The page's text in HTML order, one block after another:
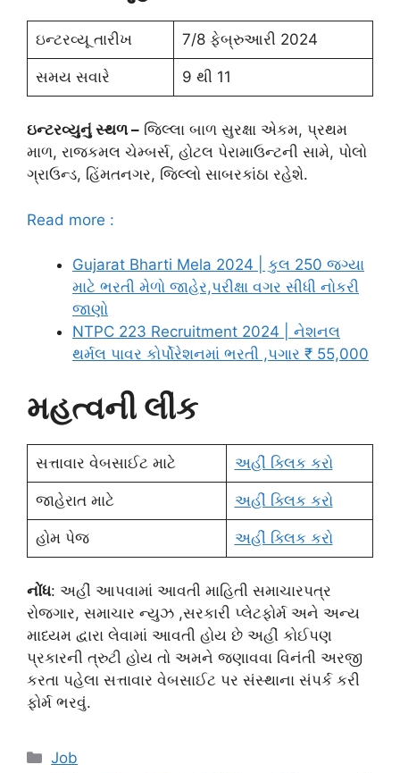
ઇન્ટરવ્યૂ તારીખ 7/8 ફેબ્રુઆરી 2024
સમય સવારે 9 થી 11
ઇન્ટરવ્યુનું સ્થળ – જિલ્લા બાળ સુરક્ષા એકમ, પ્રથમ
માળ, રાજકમલ ચેમ્બર્સ, હોટલ પેરામાઉન્ટની સામે, પોલો
ગ્રાઉન્ડ, હિંમતનગર, જિલ્લો સાબરકાંઠા રહેશે.
Read more :
Gujarat Bharti Mela 2024 | કુલ 250 જગ્યા
માટે ભરતી મેળો જાહેર,પરીક્ષા વગર સીધી નોકરી
જાણો
NTPC 223 Recruitment 2024 | નેશનલ
થર્મલ પાવર કોર્પોરેશનમાં ભરતી ,પગાર ₹ 55,000
મહત્વની લીંક
સત્તાવાર વેબસાઈટ માટે અહીં ક્લિક કરો
જાહેરાત માટે અહીં ક્લિક કરો
હોમ પેજ અહીં ક્લિક કરો
નોંધ: અહીં આપવામાં આવતી માહિતી સમાચારપત્ર
રોજગાર, સમાચાર ન્યુઝ ,સરકારી પ્લેટફોર્મ અને અન્ય
માધ્યમ દ્વારા લેવામાં આવતી હોય છે અહીં કોઈપણ
પ્રકારની ત્રુટી હોય તો અમને જણાવવા વિનંતી અરજી
કરતા પહેલા સત્તાવાર વેબસાઈટ પર સંસ્થાના સંપર્ક કરી
ફોર્મ ભરવું.
Categories
Job